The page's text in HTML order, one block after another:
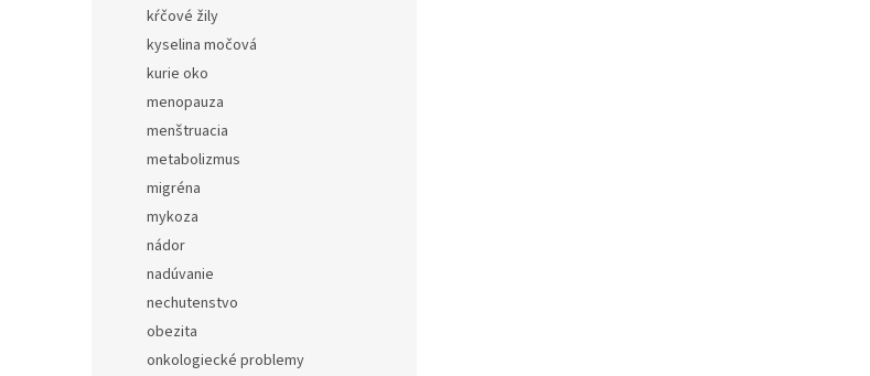
kŕčové žily
kyselina močová
kurie oko
menopauza
menštruacia
metabolizmus
migréna
mykoza
nádor
nadúvanie
nechutenstvo
obezita
onkologiecké problemy